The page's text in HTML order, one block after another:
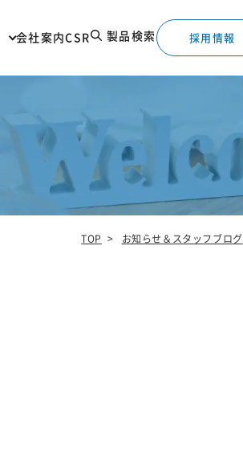
会社案内CSR 製品検索 採用情報
TOP > お知らせ＆スタッフブログ